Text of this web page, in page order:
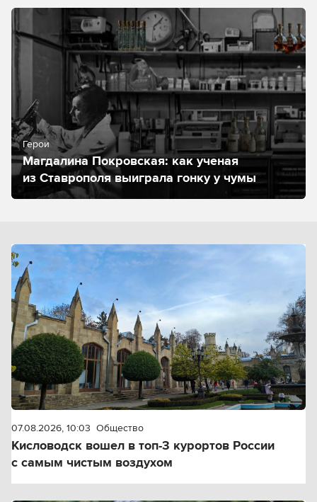
Герои
Магдалина Покровская: как ученая
из Ставрополя выиграла гонку у чумы
07.08.2026, 10:03 Общество
Кисловодск вошел в топ-3 курортов России
с самым чистым воздухом